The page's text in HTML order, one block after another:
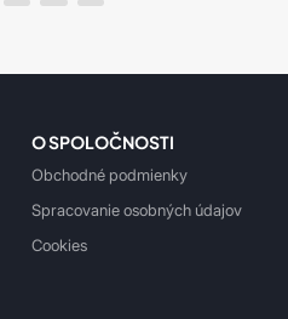
O SPOLOČNOSTI
Obchodné podmienky
Spracovanie osobných údajov
Cookies